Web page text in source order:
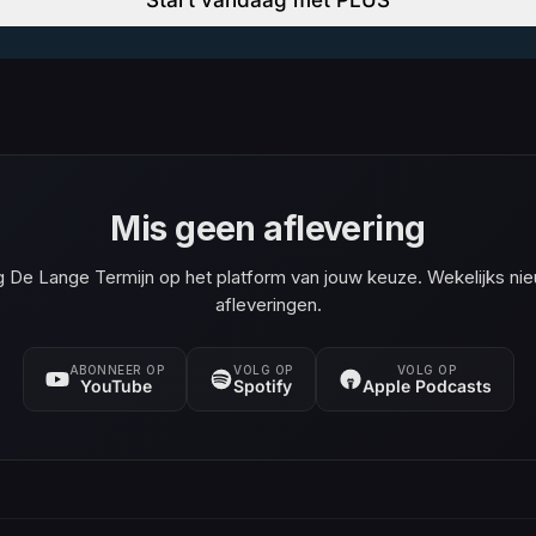
Mis geen aflevering
De Lange Termijn op het platform van jouw keuze. Wekelijks
afleveringen.
ABONNEER OP
YouTube
VOLG OP
Spotify
VOLG OP
Apple Podcasts